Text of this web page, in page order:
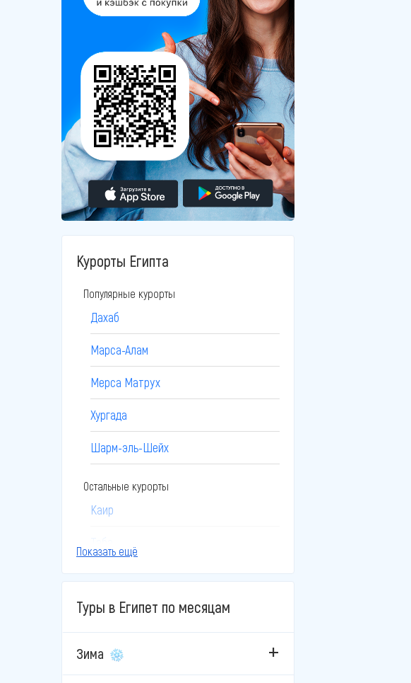
Курорты Египта
Популярные курорты
Дахаб
Марса-Алам
Мерса Матрух
Хургада
Шарм-эль-Шейх
Остальные курорты
Каир
Эль-Гуна
Показать ещё
Туры в Египет по месяцам
Зима